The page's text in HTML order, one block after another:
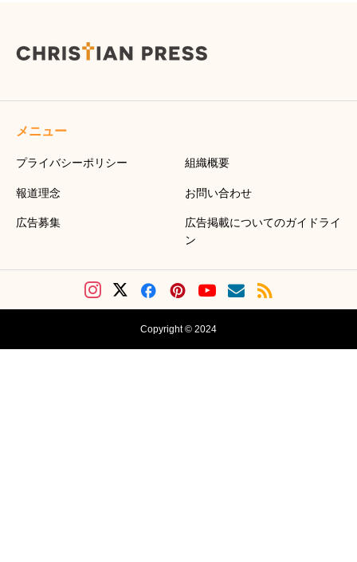
メニュー
プライバシーポリシー 組織概要
報道理念 お問い合わせ
広告募集
広告掲載についてのガイドライ
ン
Copyright © 2024